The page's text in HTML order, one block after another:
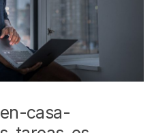
casa-